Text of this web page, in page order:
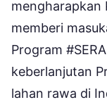
mengharapkan
memberi
Program
keberlanjutan
lahan rawa di